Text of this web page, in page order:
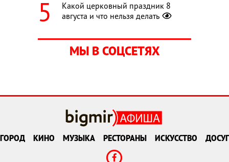
Какой церковный праздник 8
августа и что нельзя делать
МЫ В СОЦСЕТЯХ
ГОРОД КИНО МУЗЫКА РЕСТОРАНЫ ИСКУССТВО ДОСУГ